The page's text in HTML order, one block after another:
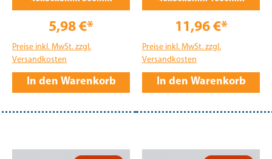
5,98 €*
Preise inkl. MwSt. zzgl.
Versandkosten
In den Warenkorb
11,96 €*
Preise inkl. MwSt. zzgl.
Versandkosten
In den Warenkorb